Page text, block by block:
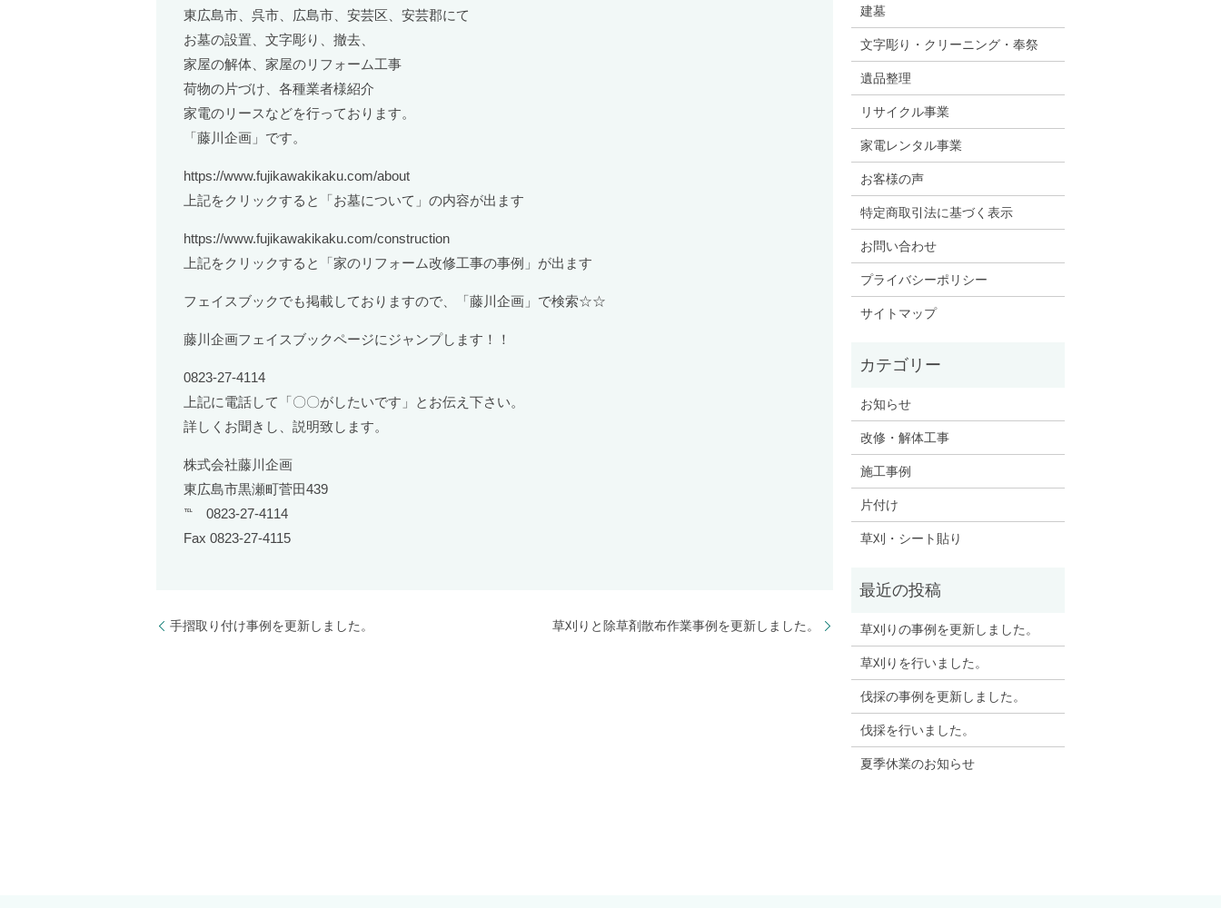
東広島市、呉市、広島市、安芸区、安芸郡にて
お墓の設置、文字彫り、撤去、
家屋の解体、家屋のリフォーム工事
荷物の片づけ、各種業者様紹介
家電のリースなどを行っております。
「藤川企画」です。
https://www.fujikawakikaku.com/about
上記をクリックすると「お墓について」の内容が出ます
https://www.fujikawakikaku.com/construction
上記をクリックすると「家のリフォーム改修工事の事例」が出ます
フェイスブックでも掲載しておりますので、「藤川企画」で検索☆☆
藤川企画フェイスブックページにジャンプします！！
0823-27-4114
上記に電話して「〇〇がしたいです」とお伝え下さい。
詳しくお聞きし、説明致します。
株式会社藤川企画
東広島市黒瀬町菅田439
℡ 0823-27-4114
Fax 0823-27-4115
手摺取り付け事例を更新しました。 草刈りと除草剤散布作業事例を更新しました。
建墓
文字彫り・クリーニング・奉祭
遺品整理
リサイクル事業
家電レンタル事業
お客様の声
特定商取引法に基づく表示
お問い合わせ
プライバシーポリシー
サイトマップ
お知らせ
改修・解体工事
施工事例
片付け
草刈・シート貼り
草刈りの事例を更新しました。
草刈りを行いました。
伐採の事例を更新しました。
伐採を行いました。
夏季休業のお知らせ